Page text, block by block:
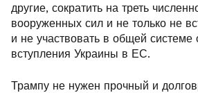
другие, сократить на треть
вооруженных сил и не только не
и не участвовать в общей
вступления Украины в ЕС.
Трампу не нужен прочный и